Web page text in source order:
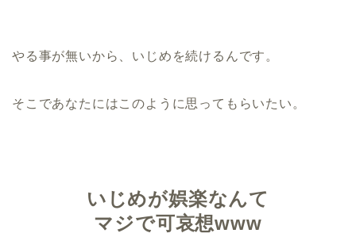
やる事が無いから、いじめを続けるんです。
そこであなたにはこのように思ってもらいたい。
いじめが娯楽なんて
マジで可哀想www